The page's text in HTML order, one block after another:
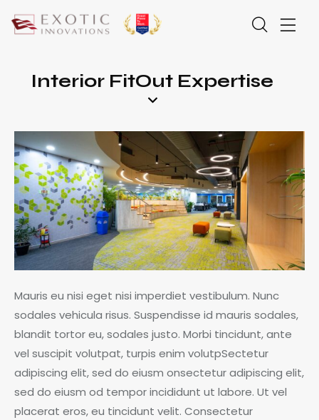
Interior FitOut Expertise
Mauris eu nisi eget nisi imperdiet vestibulum. Nunc
sodales vehicula risus. Suspendisse id mauris sodales,
blandit tortor eu, sodales justo. Morbi tincidunt, ante
vel suscipit volutpat, turpis enim volutpSectetur
adipiscing elit, sed do eiusm onsectetur adipiscing elit,
sed do eiusm od tempor incididunt ut labore. Ut vel
placerat eros, eu tincidunt velit. Consectetur